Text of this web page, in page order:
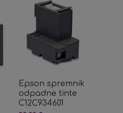
Epson spremnik
odpadne tinte
C12C934601